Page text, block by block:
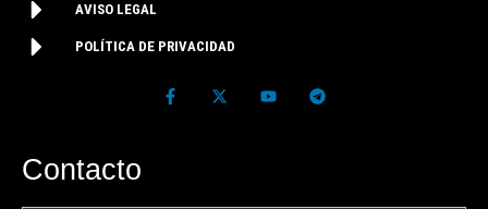
AVISO LEGAL
POLÍTICA DE PRIVACIDAD
Contacto